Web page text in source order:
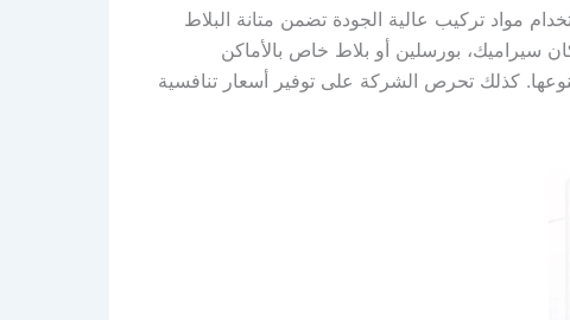
مواد تركيب عالية الجودة تضمن متانة البلاط
سيراميك، بورسلين أو بلاط خاص بالأماكن
كذلك تحرص الشركة على توفير أسعار تنافسية